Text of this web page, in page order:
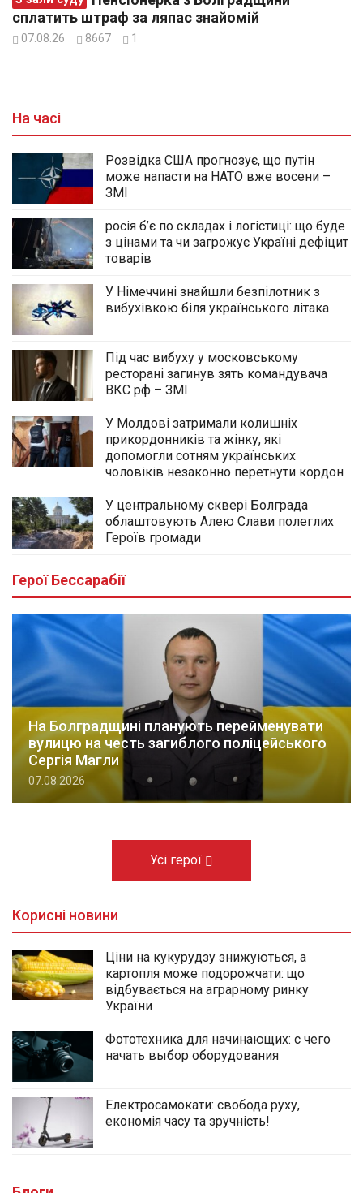
сплатить штраф за ляпас знайомій
07.08.26 8667 1
На часі
Розвідка США прогнозує, що путін
може напасти на НАТО вже восени –
ЗМІ
росія б’є по складах і логістиці: що буде
з цінами та чи загрожує Україні дефіцит
товарів
У Німеччині знайшли безпілотник з
вибухівкою біля українського літака
Під час вибуху у московському
ресторані загинув зять командувача
ВКС рф – ЗМІ
У Молдові затримали колишніх
прикордонників та жінку, які
допомогли сотням українських
чоловіків незаконно перетнути кордон
У центральному сквері Болграда
облаштовують Алею Слави полеглих
Героїв громади
Герої Бессарабії
На Болградщині планують перейменувати
вулицю на честь загиблого поліцейського
Сергія Магли
07.08.2026
Усі герої
Корисні новини
Ціни на кукурудзу знижуються, а
картопля може подорожчати: що
відбувається на аграрному ринку
України
Фототехника для начинающих: с чего
начать выбор оборудования
Електросамокати: свобода руху,
економія часу та зручність!